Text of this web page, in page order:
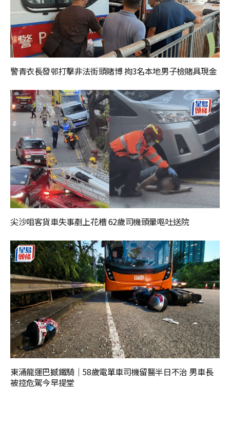
警青衣長發邨打擊非法街頭賭博 拘3名本地男子檢賭具現金
尖沙咀客貨車失事剷上花槽 62歲司機頭暈嘔吐送院
東涌龍運巴撼鐵騎｜58歲電單車司機留醫半日不治 男車長
被控危駕今早提堂